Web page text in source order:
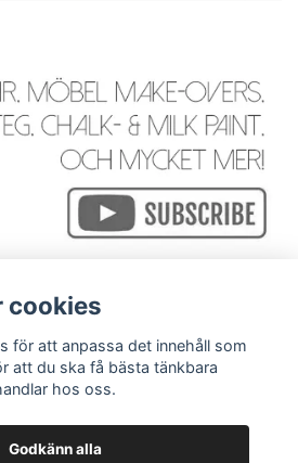
cookies
för att anpassa det innehåll som
att du ska få bästa tänkbara
hos oss.
Godkänn alla